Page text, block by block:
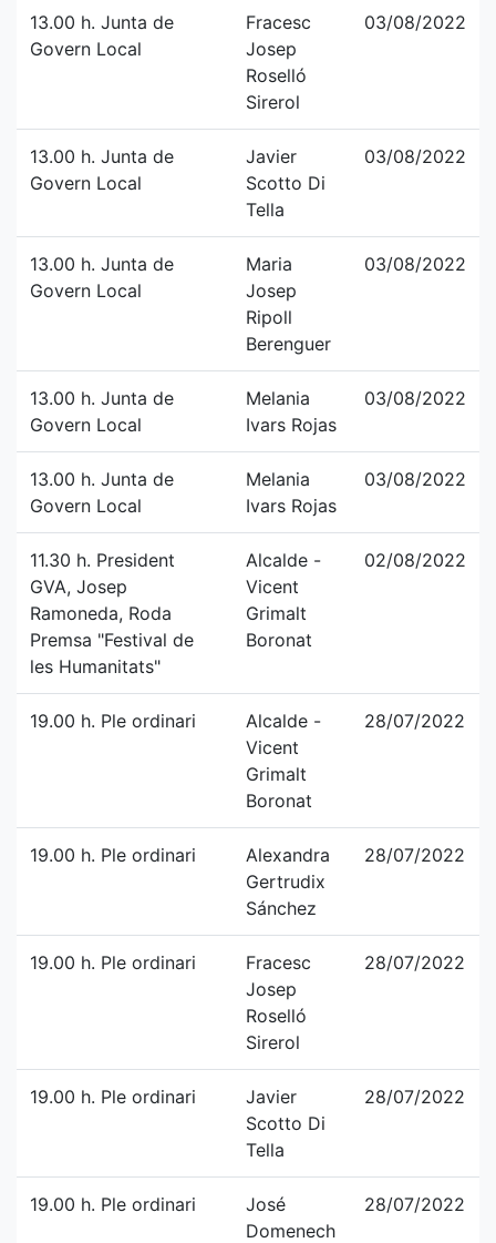
13.00 h. Junta de
Govern Local
Fracesc
Josep
Roselló
Sirerol
03/08/2022
13.00 h. Junta de
Govern Local
Javier
Scotto Di
Tella
03/08/2022
13.00 h. Junta de
Govern Local
Maria
Josep
Ripoll
Berenguer
03/08/2022
13.00 h. Junta de
Govern Local
Melania
Ivars Rojas
03/08/2022
13.00 h. Junta de
Govern Local
Melania
Ivars Rojas
03/08/2022
11.30 h. President
GVA, Josep
Ramoneda, Roda
Premsa "Festival de
les Humanitats"
Alcalde -
Vicent
Grimalt
Boronat
02/08/2022
19.00 h. Ple ordinari
Alcalde -
Vicent
Grimalt
Boronat
28/07/2022
19.00 h. Ple ordinari
Alexandra
Gertrudix
Sánchez
28/07/2022
19.00 h. Ple ordinari
Fracesc
Josep
Roselló
Sirerol
28/07/2022
19.00 h. Ple ordinari
Javier
Scotto Di
Tella
28/07/2022
19.00 h. Ple ordinari
José
Domenech
28/07/2022